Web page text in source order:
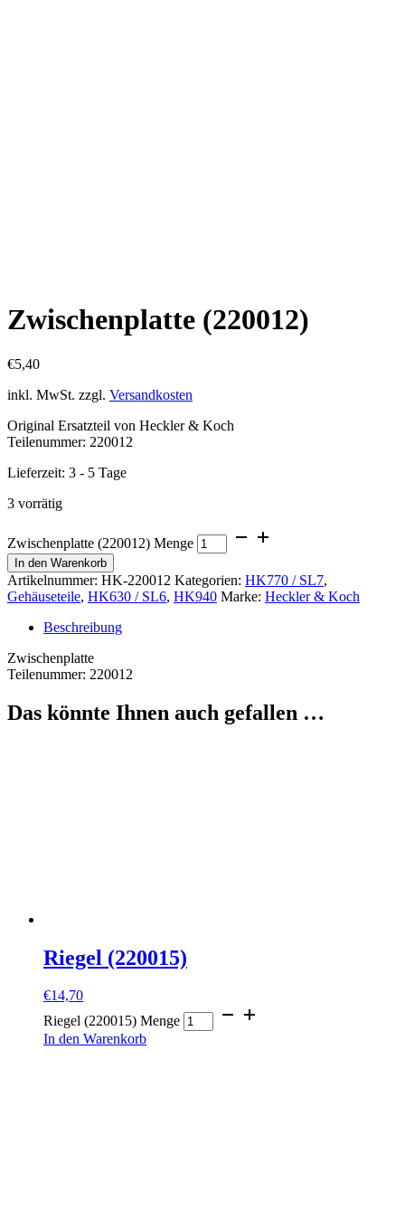
Zwischenplatte (220012)
€5,40
inkl. MwSt. zzgl. Versandkosten
Original Ersatzteil von Heckler & Koch
Teilenummer: 220012
Lieferzeit: 3 - 5 Tage
3 vorrätig
Zwischenplatte (220012) Menge
In den Warenkorb
Artikelnummer: HK-220012 Kategorien: HK770 / SL7,
Gehäuseteile, HK630 / SL6, HK940 Marke: Heckler & Koch
Beschreibung
Zwischenplatte
Teilenummer: 220012
Das könnte Ihnen auch gefallen …
Riegel (220015)
€14,70
Riegel (220015) Menge
In den Warenkorb